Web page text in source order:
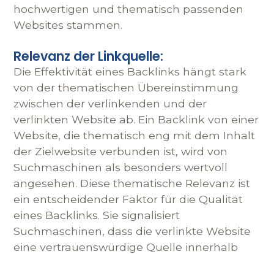
hochwertigen und thematisch passenden
Websites stammen.
Relevanz der Linkquelle:
Die Effektivität eines Backlinks hängt stark
von der thematischen Übereinstimmung
zwischen der verlinkenden und der
verlinkten Website ab. Ein Backlink von einer
Website, die thematisch eng mit dem Inhalt
der Zielwebsite verbunden ist, wird von
Suchmaschinen als besonders wertvoll
angesehen. Diese thematische Relevanz ist
ein entscheidender Faktor für die Qualität
eines Backlinks. Sie signalisiert
Suchmaschinen, dass die verlinkte Website
eine vertrauenswürdige Quelle innerhalb